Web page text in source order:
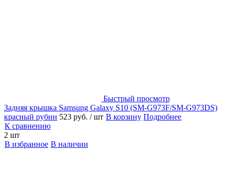
Быстрый просмотр
Задняя крышка Samsung Galaxy S10 (SM-G973F/SM-G973DS)
красный рубин 523 руб. / шт В корзину Подробнее
К сравнению
2 шт
В избранное В наличии